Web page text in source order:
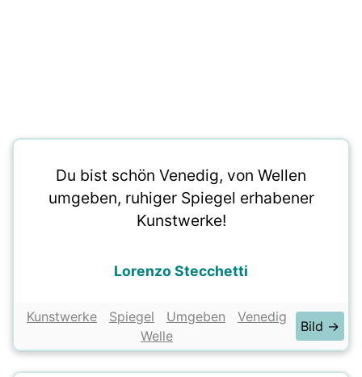
Du bist schön Venedig, von Wellen
umgeben, ruhiger Spiegel erhabener
Kunstwerke!
Lorenzo Stecchetti
Kunstwerke Spiegel Umgeben
Venedig
Welle
Bild →